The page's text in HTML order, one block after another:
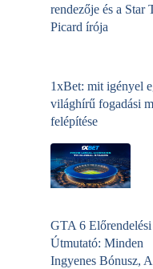
rendezője és a Star
Picard írója
1xBet: mit igényel
világhírű fogadási
felépítése
GTA 6 Előrendelési
Útmutató: Minden
Ingyenes Bónusz,